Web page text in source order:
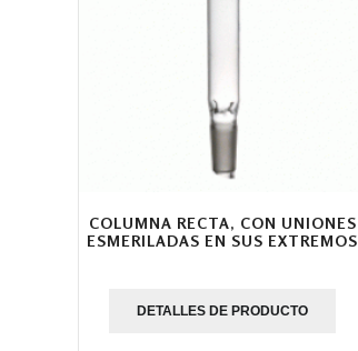
COLUMNA RECTA, CON UNIONES
ESMERILADAS EN SUS EXTREMOS
DETALLES DE PRODUCTO